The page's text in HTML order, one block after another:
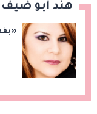
هند أبو